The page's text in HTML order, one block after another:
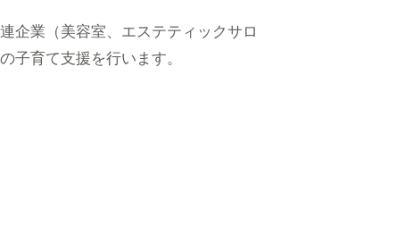
企業（美容室、エステティックサロ
子育て支援を行います。